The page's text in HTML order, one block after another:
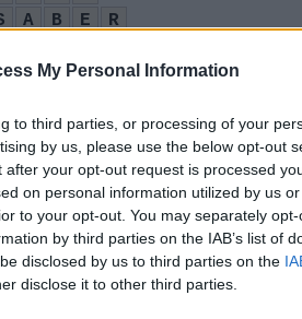
My Personal Information
to third parties, or processing of your
by us, please use the below opt-out
your opt-out request is processed
on personal information utilized by us
to your opt-out. You may separately
by third parties on the IAB’s list of
disclosed by us to third parties on the
disclose it to other third parties.
A B E
R
O
T A
N